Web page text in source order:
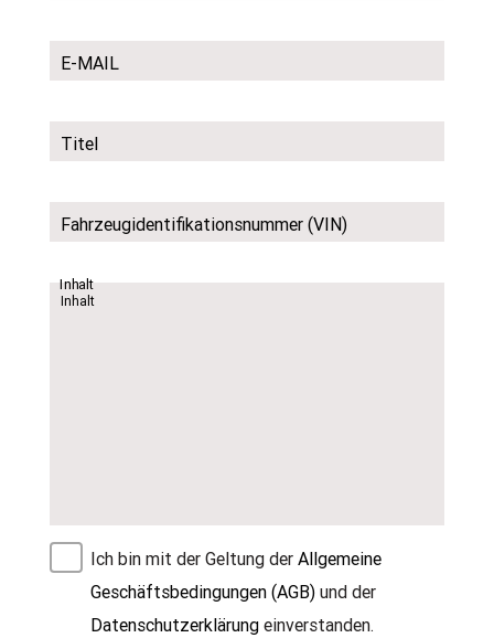
E-MAIL
Titel
Fahrzeugidentifikationsnummer (VIN)
Inhalt
Ich bin mit der Geltung der Allgemeine
Geschäftsbedingungen (AGB)und der
Datenschutzerklärungeinverstanden.